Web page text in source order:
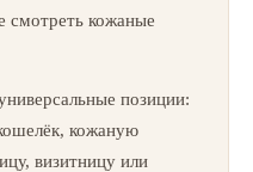
смотреть кожаные
позиции:
кожаную
визитницу или